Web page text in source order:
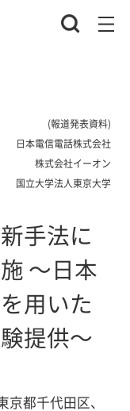
(報道発表資料)
日本電信電話株式会社
株式会社イーオン
国立大学法人東京大学
手法に
～日本
用いた
提供～
都千代田区、